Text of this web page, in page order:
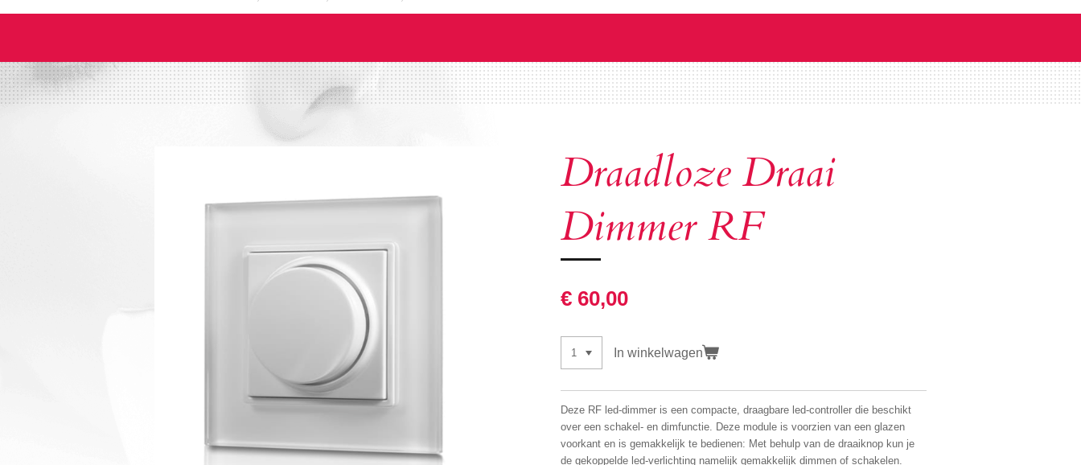
Draadloze Draai
Dimmer RF
€ 60,00
In winkelwagen
Deze RF led-dimmer is een compacte, draagbare led-controller die beschikt
over een schakel- en dimfunctie. Deze module is voorzien van een glazen
voorkant en is gemakkelijk te bedienen: Met behulp van de draaiknop kun je
de gekoppelde led-verlichting namelijk gemakkelijk dimmen of schakelen.